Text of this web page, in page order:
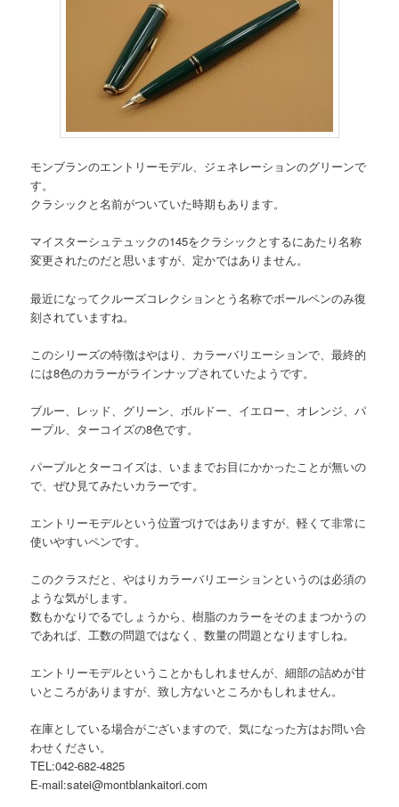
モンブランのエントリーモデル、ジェネレーションのグリーンで
す。
クラシックと名前がついていた時期もあります。
マイスターシュテュックの145をクラシックとするにあたり名称
変更されたのだと思いますが、定かではありません。
最近になってクルーズコレクションとう名称でボールペンのみ復
刻されていますね。
このシリーズの特徴はやはり、カラーバリエーションで、最終的
には8色のカラーがラインナップされていたようです。
ブルー、レッド、グリーン、ボルドー、イエロー、オレンジ、パ
ープル、ターコイズの8色です。
パープルとターコイズは、いままでお目にかかったことが無いの
で、ぜひ見てみたいカラーです。
エントリーモデルという位置づけではありますが、軽くて非常に
使いやすいペンです。
このクラスだと、やはりカラーバリエーションというのは必須の
ような気がします。
数もかなりでるでしょうから、樹脂のカラーをそのままつかうの
であれば、工数の問題ではなく、数量の問題となりますしね。
エントリーモデルということかもしれませんが、細部の詰めが甘
いところがありますが、致し方ないところかもしれません。
在庫としている場合がございますので、気になった方はお問い合
わせください。
TEL:042-682-4825
E-mail:satei@montblankaitori.com